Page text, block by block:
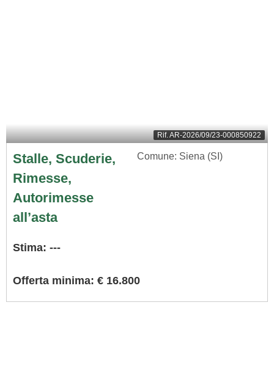
Rif.AR-2026/09/23-000850922
Stalle, Scuderie,
Rimesse,
Autorimesse
all’asta
Comune: Siena (SI)
Stima: ---
Offerta minima: € 16.800